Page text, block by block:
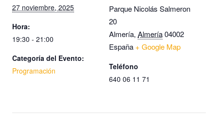
27 noviembre, 2025
Hora:
19:30 - 21:00
Categoría del Evento:
Programación
Parque Nicolás Salmeron
20
Almería, Almería04002
España + Google Map
Teléfono
640 06 11 71